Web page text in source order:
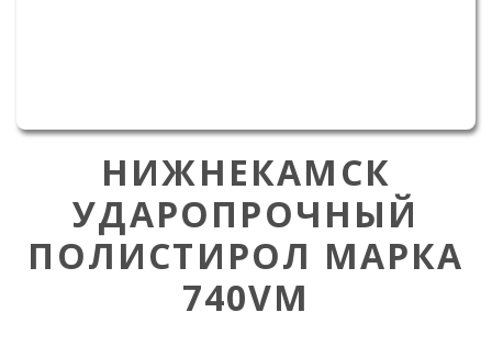
НИЖНЕКАМСК
УДАРОПРОЧНЫЙ
ПОЛИСТИРОЛ МАРКА
740VM